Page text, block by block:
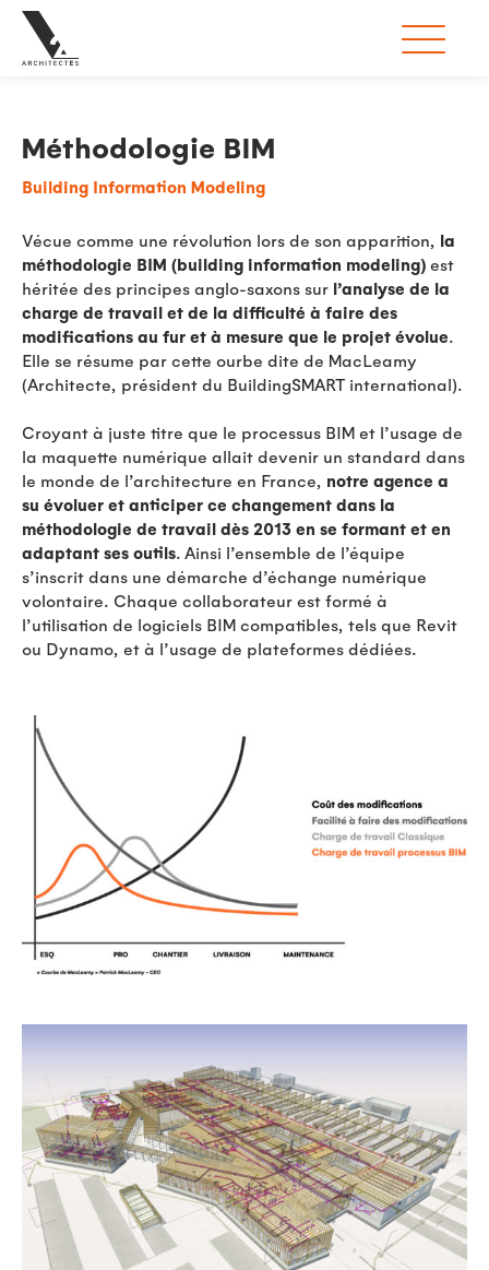
Méthodologie BIM
Building Information Modeling
Vécue comme une révolution lors de son apparition, la
méthodologie BIM (building information modeling) est
héritée des principes anglo-saxons sur l’analyse de la
charge de travail et de la difficulté à faire des
modifications au fur et à mesure que le projet évolue.
Elle se résume par cette ourbe dite de MacLeamy
(Architecte, président du BuildingSMART international).
Croyant à juste titre que le processus BIM et l’usage de
la maquette numérique allait devenir un standard dans
le monde de l’architecture en France, notre agence a
su évoluer et anticiper ce changement dans la
méthodologie de travail dès 2013 en se formant et en
adaptant ses outils. Ainsi l’ensemble de l’équipe
s’inscrit dans une démarche d’échange numérique
volontaire. Chaque collaborateur est formé à
l’utilisation de logiciels BIM compatibles, tels que Revit
ou Dynamo, et à l’usage de plateformes dédiées.